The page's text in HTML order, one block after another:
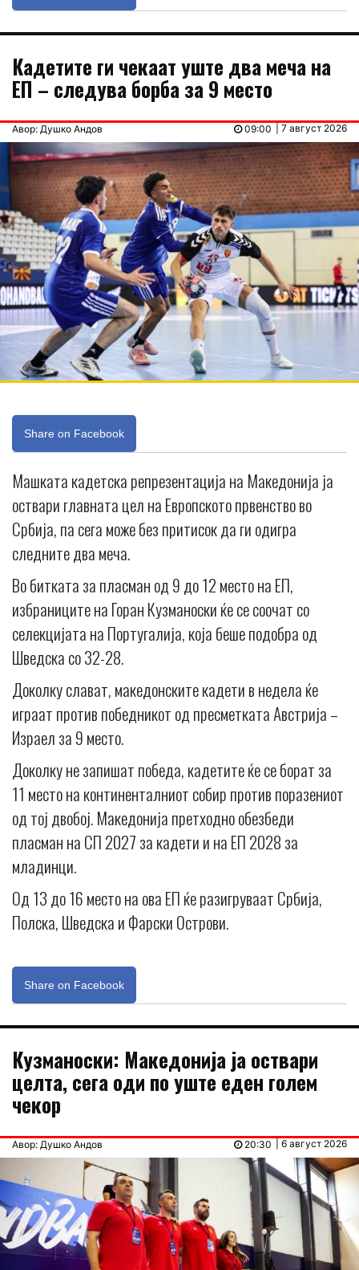
Кадетите ги чекаат уште два меча на
ЕП – следува борба за 9 место
Авор: Душко Андов | 7 август 2026
09:00
Share on Facebook
Машката кадетска репрезентација на Македонија ја
оствари главната цел на Европското првенство во
Србија, па сега може без притисок да ги одигра
следните два меча.
Во битката за пласман од 9 до 12 место на ЕП,
избраниците на Горан Кузманоски ќе се соочат со
селекцијата на Португалија, која беше подобра од
Шведска со 32-28.
Доколку слават, македонските кадети в недела ќе
играат против победникот од пресметката Австрија –
Израел за 9 место.
Доколку не запишат победа, кадетите ќе се борат за
11 место на континенталниот собир против поразениот
од тој двобој. Македонија претходно обезбеди
пласман на СП 2027 за кадети и на ЕП 2028 за
младинци.
Од 13 до 16 место на ова ЕП ќе разигруваат Србија,
Полска, Шведска и Фарски Острови.
Share on Facebook
Кузманоски: Македонија ја оствари
целта, сега оди по уште еден голем
чекор
Авор: Душко Андов | 6 август 2026
20:30